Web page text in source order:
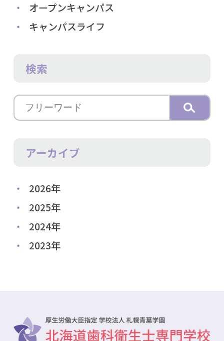
オープンキャンパス
キャンパスライフ
検索
アーカイブ
2026年
2025年
2024年
2023年